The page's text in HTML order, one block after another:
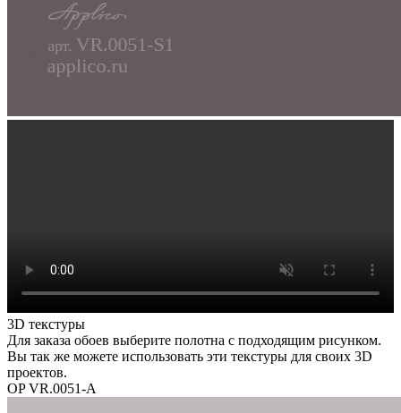
3D текстуры
Для заказа обоев выберите полотна с подходящим рисунком.
Вы так же можете использовать эти текстуры для своих 3D
проектов.
OP VR.0051-A